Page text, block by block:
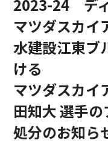
2023-24 デ
マツダスカイ
水建設江東ブ
ける
マツダスカ
田知大 選手
処分のお知ら